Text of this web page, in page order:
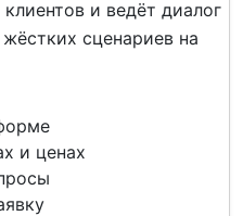
и ведёт диалог
сценариев на
и ценах